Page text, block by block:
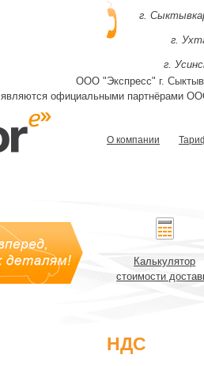
г.
г.
г.
ООО "Экспресс" г.
являются официальными партнёрами
О компании
Калькулятор
стоимости
НДС